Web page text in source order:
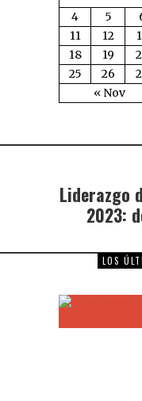
« Nov
4
5
11
12
18
19
25
26
Liderazgo
2023:
LOS